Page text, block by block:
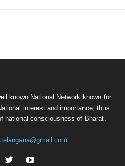
known National Network known for
interest and importance, thus
national consciousness of Bharat.